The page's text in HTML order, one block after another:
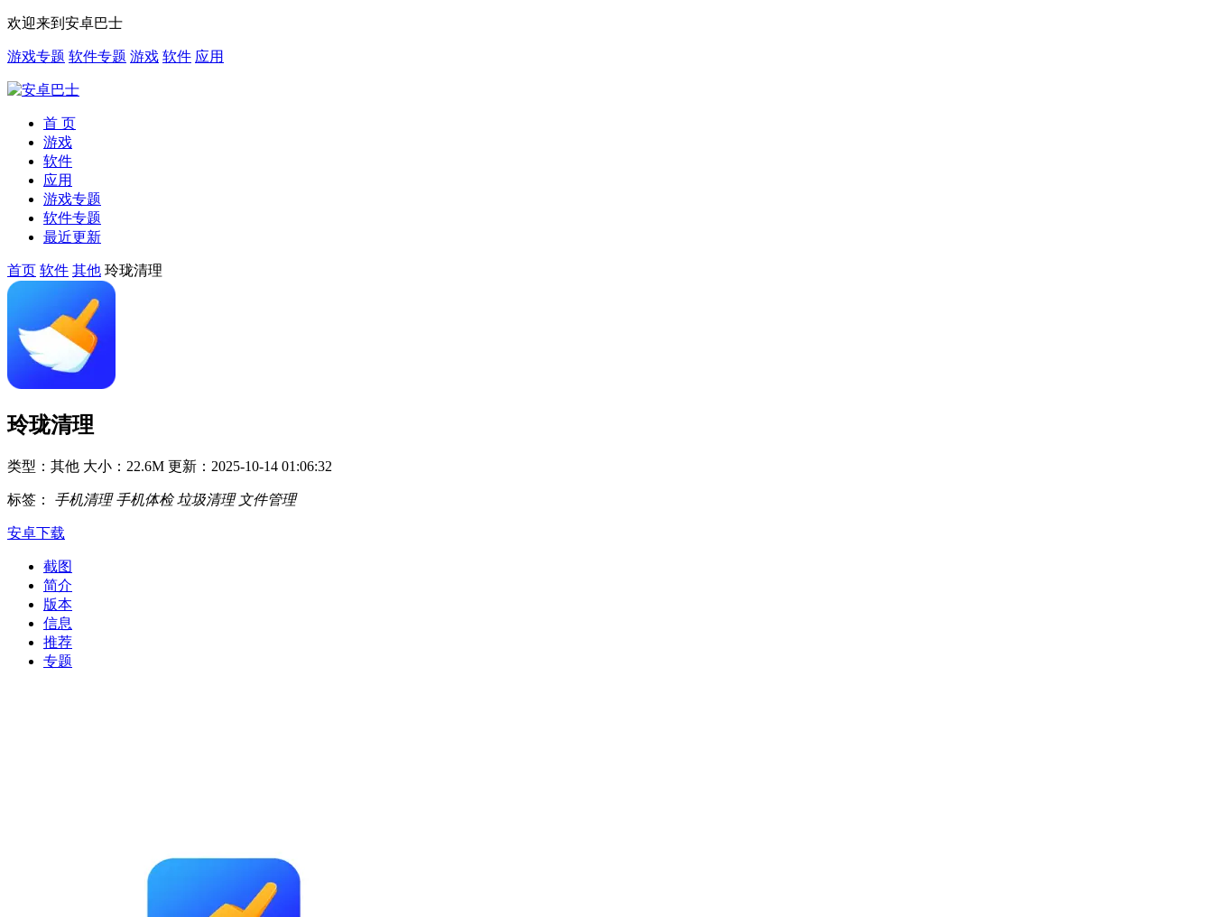
欢迎来到安卓巴士
游戏专题 软件专题 游戏 软件 应用
首 页
游戏
软件
应用
游戏专题
软件专题
最近更新
首页 软件 其他 玲珑清理
玲珑清理
类型：其他 大小：22.6M 更新：2025-10-14 01:06:32
标签： 手机清理 手机体检 垃圾清理 文件管理
安卓下载
截图
简介
版本
信息
推荐
专题